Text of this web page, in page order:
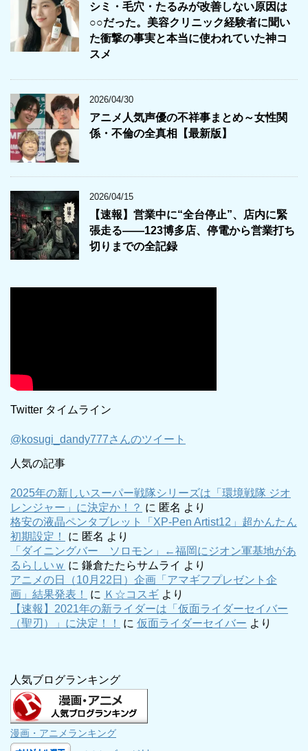
シミ・毛穴・たるみが改善しない原因は
○○だった。美容クリニック経験者に聞い
た衝撃の事実と本当に使われていた神コ
スメ
2026/04/30
アニメ人気声優の不祥事まとめ～女性関
係・不倫の全真相【最新版】
2026/04/15
【速報】営業中に“全台停止”、店内に緊
張走る――123博多店、停電から営業打ち
切りまでの全記録
Twitter タイムライン
@kosugi_dandy777さんのツイート
人気の記事
2025年の新しいスーパー戦隊シリーズは「環境戦隊 ジオ
レンジャー」に決定か！？ に 匿名 より
格安の液晶ペンタブレット「XP-Pen Artist12」超かんたん
初期設定！
に 匿名 より
「ダイニングバー ソロモン」←福岡にジオン軍基地があ
るらしいｗ に 鎌倉たたらサムライ より
アニメの日（10月22日）企画「アマギフプレゼント企
画」結果発表！
に Ｋ☆コスギ より
【速報】2021年の新ライダーは「仮面ライダーセイバー
（聖刃）」に決定！！
に 仮面ライダーセイバー より
人気ブログランキング
漫画・アニメランキング